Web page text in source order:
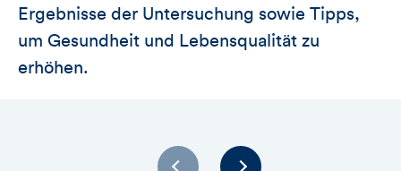
Ergebnisse der Untersuchung sowie Tipps,
um Gesundheit und Lebensqualität zu
erhöhen.